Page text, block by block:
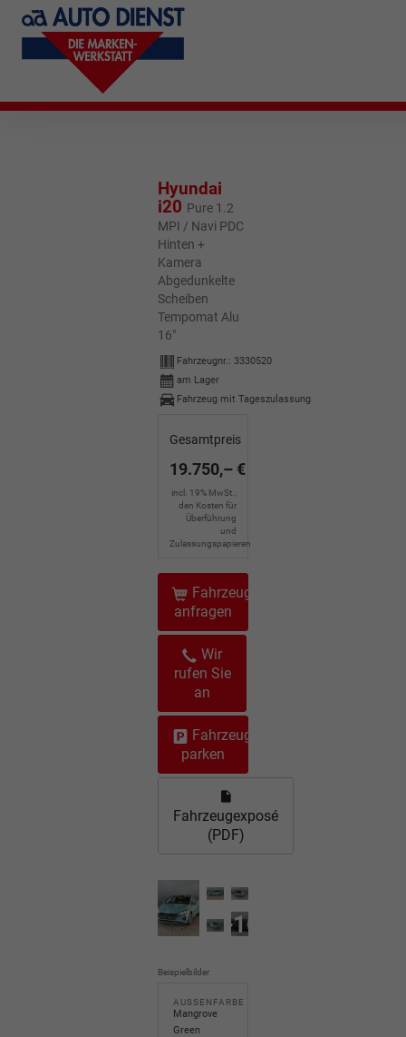
Hyundai
i20 Pure 1.2
MPI / Navi PDC
Hinten +
Kamera
Abgedunkelte
Scheiben
Tempomat Alu
16"
Fahrzeugnr.: 3330520
am Lager
Fahrzeug mit Tageszulassung
Gesamtpreis
19.750,– €
incl. 19% MwSt.,
den Kosten für
Überführung
und
Zulassungspapieren
Fahrzeug
anfragen
Wir
rufen Sie
an
Fahrzeug
parken
Fahrzeugexposé
(PDF)
+10
Beispielbilder
AUSSENFARBE
Mangrove
Green